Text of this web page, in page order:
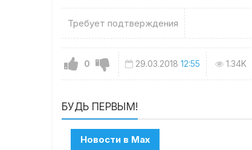
Требует подтверждения
0 29.03.2018 12:55 1.34K
БУДЬ ПЕРВЫМ!